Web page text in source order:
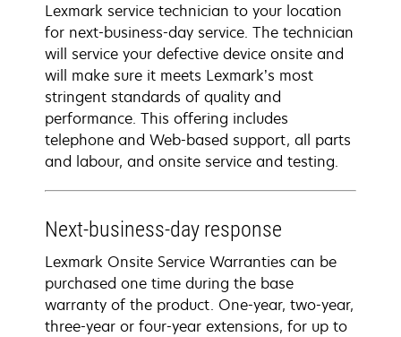
Lexmark service technician to your location
for next-business-day service. The technician
will service your defective device onsite and
will make sure it meets Lexmark’s most
stringent standards of quality and
performance. This offering includes
telephone and Web-based support, all parts
and labour, and onsite service and testing.
Next-business-day response
Lexmark Onsite Service Warranties can be
purchased one time during the base
warranty of the product. One-year, two-year,
three-year or four-year extensions, for up to